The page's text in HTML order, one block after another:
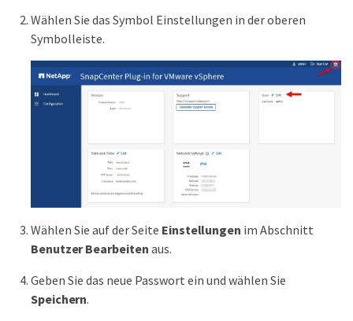
Wählen Sie das Symbol Einstellungen in der oberen
Symbolleiste.
Wählen Sie auf der Seite Einstellungen im Abschnitt
BenutzerBearbeiten aus.
Geben Sie das neue Passwort ein und wählen Sie
Speichern.